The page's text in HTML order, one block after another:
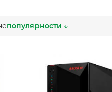
популярности ↓